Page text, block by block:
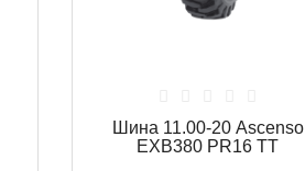
Шина 11.00-20 Ascenso
EXB380 PR16 TT